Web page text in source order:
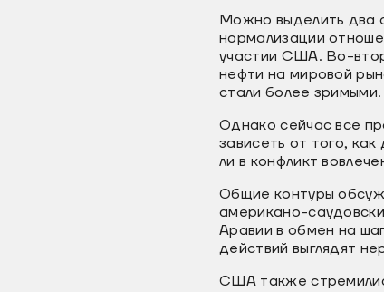
Можно выделить два
нормализации
участии США. Во-
нефти на мировой
стали более зримыми.
Однако сейчас все
зависеть от того,
ли в конфликт
Общие контуры
американо-
Аравии в обмен на
действий выглядят
США также